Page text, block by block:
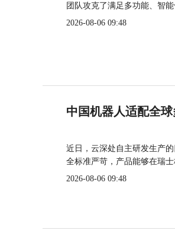
团队攻克了满足多功能、智
2026-08-06 09:48
中国机器人适配全
近日，云深处自主研发生产
全标准严苛，产品能够在瑞
2026-08-06 09:48